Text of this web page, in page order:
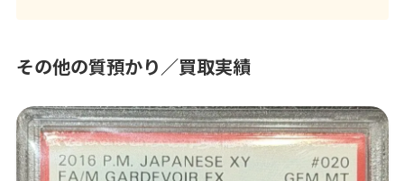
その他の質預かり／買取実績